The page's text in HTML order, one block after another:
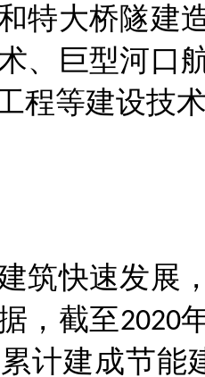
特大桥隧建
、巨型河口
程等建设技
快速发展，
，截至2020
计建成节能